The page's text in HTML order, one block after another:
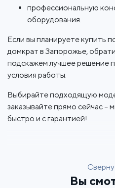
профессиональную
оборудования.
Если вы планируете купить
домкрат в Запорожье,
подскажем лучшее решение
условия работы.
Выбирайте подходящую
заказывайте прямо сейчас –
быстро и с гарантией!
Вы